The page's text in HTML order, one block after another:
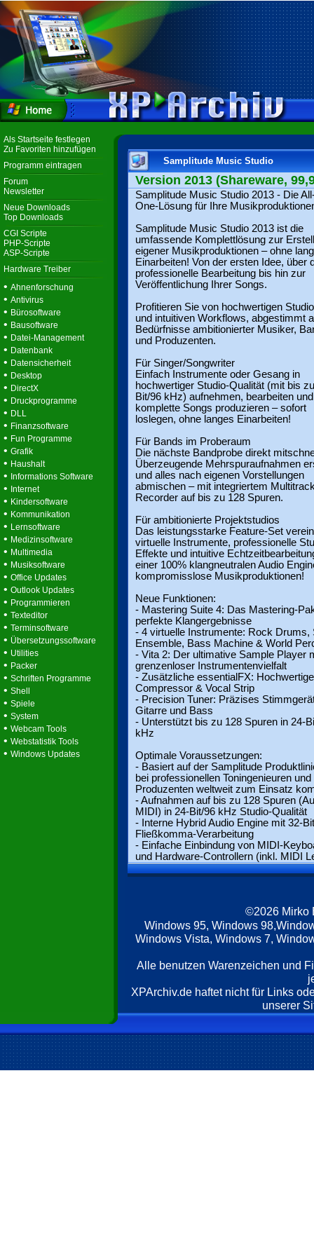
Als Startseite festlegen
Zu Favoriten hinzufügen
Programm eintragen
Forum
Newsletter
Neue Downloads
Top Downloads
CGI Scripte
PHP-Scripte
ASP-Scripte
Hardware Treiber
• Ahnenforschung
• Antivirus
• Bürosoftware
• Bausoftware
• Datei-Management
• Datenbank
• Datensicherheit
• Desktop
• DirectX
• Druckprogramme
• DLL
• Finanzsoftware
• Fun Programme
• Grafik
• Haushalt
• Informations Software
• Internet
• Kindersoftware
• Kommunikation
• Lernsoftware
• Medizinsoftware
• Multimedia
• Musiksoftware
• Office Updates
• Outlook Updates
• Programmieren
• Texteditor
• Terminsoftware
• Übersetzungssoftware
• Utilities
• Packer
• Schriften Programme
• Shell
• Spiele
• System
• Webcam Tools
• Webstatistik Tools
• Windows Updates
Samplitude Music Studio
Version 2013 (Shareware,
Samplitude Music Studio 2013 - Die
One-Lösung für Ihre
Samplitude Music Studio 2013 ist die
umfassende Komplettlösung zur
eigener Musikproduktionen – ohne
Einarbeiten! Von der ersten Idee, über
professionelle Bearbeitung bis hin zur
Veröffentlichung Ihrer Songs.
Profitieren Sie von hochwertigen
und intuitiven Workflows, abgestimmt
Bedürfnisse ambitionierter Musiker,
und Produzenten.
Für Singer/Songwriter
Einfach Instrumente oder Gesang in
hochwertiger Studio-Qualität (mit bis
Bit/96 kHz) aufnehmen, bearbeiten und
komplette Songs produzieren – sofort
loslegen, ohne langes Einarbeiten!
Für Bands im Proberaum
Die nächste Bandprobe direkt
Überzeugende Mehrspuraufnahmen
und alles nach eigenen Vorstellungen
abmischen – mit integriertem
Recorder auf bis zu 128 Spuren.
Für ambitionierte Projektstudios
Das leistungsstarke Feature-Set
virtuelle Instrumente, professionelle
Effekte und intuitive
einer 100% klangneutralen Audio
kompromisslose Musikproduktionen!
Neue Funktionen:
- Mastering Suite 4: Das Mastering-
perfekte Klangergebnisse
- 4 virtuelle Instrumente: Rock Drums,
Ensemble, Bass Machine & World
- Vita 2: Der ultimative Sample Player
grenzenloser Instrumentenvielfalt
- Zusätzliche essentialFX:
Compressor & Vocal Strip
- Precision Tuner: Präzises
Gitarre und Bass
- Unterstützt bis zu 128 Spuren in 24-
kHz
Optimale Voraussetzungen:
- Basiert auf der Samplitude
bei professionellen Toningenieuren und
Produzenten weltweit zum Einsatz
- Aufnahmen auf bis zu 128 Spuren
MIDI) in 24-Bit/96 kHz Studio-Qualität
- Interne Hybrid Audio Engine mit 32-Bit
Fließkomma-Verarbeitung
- Einfache Einbindung von MIDI-
und Hardware-Controllern (inkl. MIDI
©2026 Mirko
Windows 95, Windows
Windows Vista, Windows 7,
Alle benutzen Warenzeichen und
XPArchiv.de haftet nicht für Links
unserer